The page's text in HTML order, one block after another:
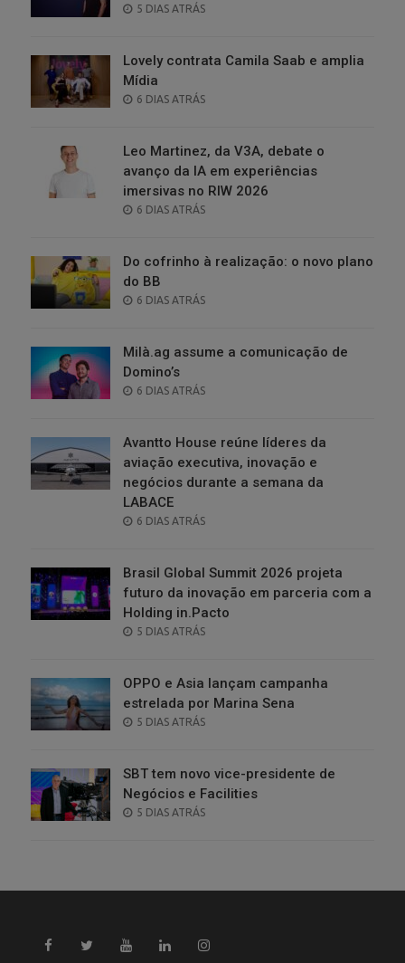
POSTED
5 DIAS ATRÁS
Lovely contrata Camila Saab e amplia
Mídia
POSTED
6 DIAS ATRÁS
Leo Martinez, da V3A, debate o
avanço da IA em experiências
imersivas no RIW 2026
POSTED
6 DIAS ATRÁS
Do cofrinho à realização: o novo plano
do BB
POSTED
6 DIAS ATRÁS
Milà.ag assume a comunicação de
Domino’s
POSTED
6 DIAS ATRÁS
Avantto House reúne líderes da
aviação executiva, inovação e
negócios durante a semana da
LABACE
POSTED
6 DIAS ATRÁS
Brasil Global Summit 2026 projeta
futuro da inovação em parceria com a
Holding in.Pacto
POSTED
5 DIAS ATRÁS
OPPO e Asia lançam campanha
estrelada por Marina Sena
POSTED
5 DIAS ATRÁS
SBT tem novo vice-presidente de
Negócios e Facilities
POSTED
5 DIAS ATRÁS